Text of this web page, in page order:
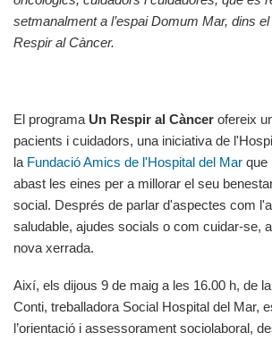
setmanalment a l’espai Domum Mar, dins
Respir al Càncer.
El programa Un Respir al Càncer ofereix
pacients i cuidadors, una iniciativa de
la Fundació Amics de l'Hospital del Mar que
abast les eines per a millorar el seu
social. Després de parlar d'aspectes com
saludable, ajudes socials o com cuidar-se,
nova xerrada.
Així, els dijous 9 de maig a les 16.00 h, de
Conti, treballadora Social Hospital del Mar,
l’orientació i assessorament sociolaboral,